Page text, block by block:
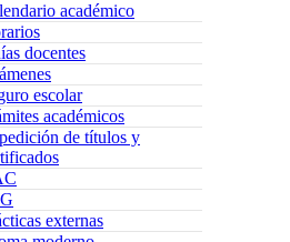
académico
docentes
escolar
académicos
de títulos y
externas